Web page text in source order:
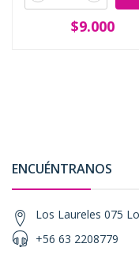
$9.000
ENCUÉNTRANOS
Los Laureles 075
+56 63 2208779